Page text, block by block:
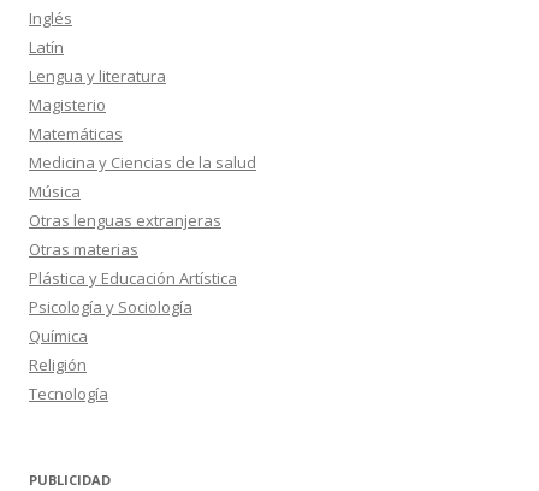
Inglés
Latín
Lengua y literatura
Magisterio
Matemáticas
Medicina y Ciencias de la salud
Música
Otras lenguas extranjeras
Otras materias
Plástica y Educación Artística
Psicología y Sociología
Química
Religión
Tecnología
PUBLICIDAD